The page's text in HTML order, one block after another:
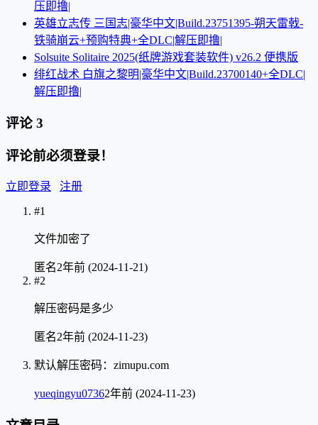
压即撸|
英雄立志传 三国志|豪华中文|Build.23751395-朔天雷戟-
铁骑崩云+预购特典+全DLC|解压即撸|
Solsuite Solitaire 2025(纸牌游戏套装软件) v26.2 便携版
绯红战术 白旗之黎明|豪华中文|Build.23700140+全DLC|
解压即撸|
评论 3
评论前必须登录！
立即登录 注册
#1
文件加密了
匿名2年前 (2024-11-21)
#2
解压密码是多少
匿名2年前 (2024-11-23)
默认解压密码：zimupu.com
yueqingyu07362年前 (2024-11-23)